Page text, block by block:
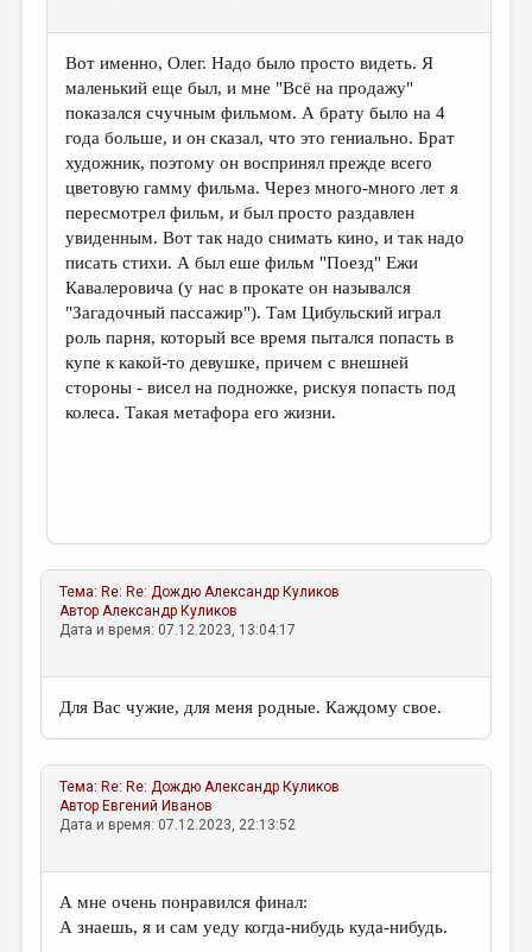
Вот именно, Олег. Надо было просто видеть. Я
маленький еще был, и мне "Всё на продажу"
показался счучным фильмом. А брату было на 4
года больше, и он сказал, что это гениально. Брат
художник, поэтому он воспринял прежде всего
цветовую гамму фильма. Через много-много лет я
пересмотрел фильм, и был просто раздавлен
увиденным. Вот так надо снимать кино, и так надо
писать стихи. А был еше фильм "Поезд" Ежи
Кавалеровича (у нас в прокате он назывался
"Загадочный пассажир"). Там Цибульский играл
роль парня, который все время пытался попасть в
купе к какой-то девушке, причем с внешней
стороны - висел на подножке, рискуя попасть под
колеса. Такая метафора его жизни.
Тема: Re: Re: ДождюАлександр Куликов
АвторАлександр Куликов
Дата и время: 07.12.2023, 13:04:17
Для Вас чужие, для меня родные. Каждому свое.
Тема: Re: Re: ДождюАлександр Куликов
Автор Евгений Иванов
Дата и время: 07.12.2023, 22:13:52
А мне очень понравился финал:
А знаешь, я и сам уеду когда-нибудь куда-нибудь.